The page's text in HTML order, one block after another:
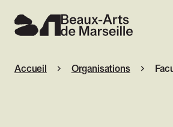
Beaux-Arts de Marseille
Accueil Organisations